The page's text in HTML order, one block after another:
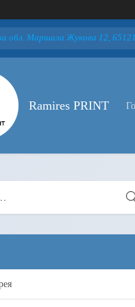
обл. Маршала Жукова 12,
Ramires PRINT